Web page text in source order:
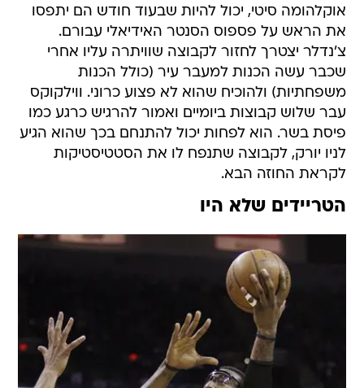
אוקלהומה סיטי, יכול להיות שבעוד חודש הם יתפסו
את הראש על פספוס הסנטר האידיאלי עבורם.
צ'נדלר יצטרך לחזור לקבוצה שוויתרה עליו אחרי
שכבר עשה הכנות למעבר עיר (כולל הכנות
משפחתיות) ולהוכיח שהוא לא פצוע כרוני. ווילקוקס
עבר שלוש קבוצות ביומיים ואמור להרגיש כרגע כמו
פיסת בשר. הוא לפחות יכול להתנחם בכך שהוא הגיע
לניו יורק, לקבוצה שתנפח לו את הסטטיסטיקות
לקראת החוזה הבא.
הטריידים שלא היו